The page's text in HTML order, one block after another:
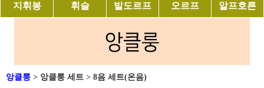
지휘봉 휘슬 발도르프 오르프 알프호른
앙클룽 > 앙클룽 세트 > 8음 세트(온음)